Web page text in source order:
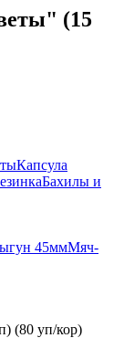
(15
Капсула
Бахилы и
45ммМяч-
(80 уп/кор)